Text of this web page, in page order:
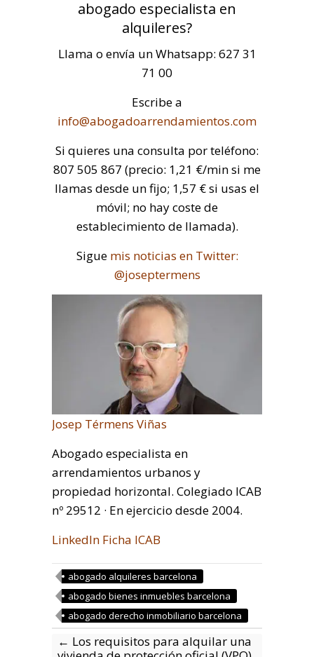
abogado especialista en
alquileres?
Llama o envía un Whatsapp: 627 31
71 00
Escribe a
info@abogadoarrendamientos.com
Si quieres una consulta por teléfono:
807 505 867 (precio: 1,21 €/min si me
llamas desde un fijo; 1,57 € si usas el
móvil; no hay coste de
establecimiento de llamada).
Sigue mis noticias en Twitter:
@joseptermens
Josep Térmens Viñas
Abogado especialista en
arrendamientos urbanos y
propiedad horizontal. Colegiado ICAB
nº 29512 · En ejercicio desde 2004.
LinkedIn Ficha ICAB
abogado alquileres barcelona
abogado bienes inmuebles barcelona
abogado derecho inmobiliario barcelona
← Los requisitos para alquilar una